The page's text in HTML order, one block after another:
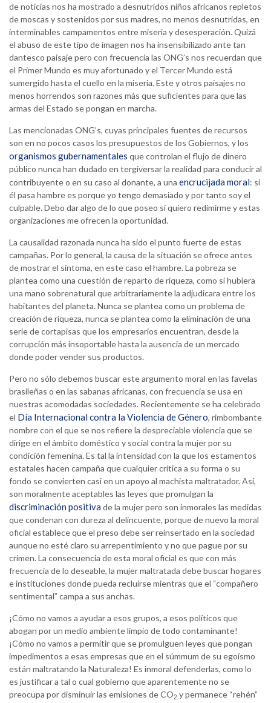
de noticias nos ha mostrado a desnutridos niños africanos repletos
de moscas y sostenidos por sus madres, no menos desnutridas, en
interminables campamentos entre miseria y desesperación. Quizá
el abuso de este tipo de imagen nos ha insensibilizado ante tan
dantesco paisaje pero con frecuencia las ONG’s nos recuerdan que
el Primer Mundo es muy afortunado y el Tercer Mundo está
sumergido hasta el cuello en la miseria. Este y otros paisajes no
menos horrendos son razones más que suficientes para que las
armas del Estado se pongan en marcha.
Las mencionadas ONG’s, cuyas principales fuentes de recursos
son en no pocos casos los presupuestos de los Gobiernos, y los
organismos gubernamentales que controlan el flujo de dinero
público nunca han dudado en tergiversar la realidad para conducir al
contribuyente o en su caso al donante, a una encrucijada moral: si
él pasa hambre es porque yo tengo demasiado y por tanto soy el
culpable. Debo dar algo de lo que poseo si quiero redimirme y estas
organizaciones me ofrecen la oportunidad.
La causalidad razonada nunca ha sido el punto fuerte de estas
campañas. Por lo general, la causa de la situación se ofrece antes
de mostrar el síntoma, en este caso el hambre. La pobreza se
plantea como una cuestión de reparto de riqueza, como si hubiera
una mano sobrenatural que arbitrariamente la adjudicara entre los
habitantes del planeta. Nunca se plantea como un problema de
creación de riqueza, nunca se plantea como la eliminación de una
serie de cortapisas que los empresarios encuentran, desde la
corrupción más insoportable hasta la ausencia de un mercado
donde poder vender sus productos.
Pero no sólo debemos buscar este argumento moral en las favelas
brasileñas o en las sabanas africanas, con frecuencia se usa en
nuestras acomodadas sociedades. Recientemente se ha celebrado
el Día Internacional contra la Violencia de Género, rimbombante
nombre con el que se nos refiere la despreciable violencia que se
dirige en el ámbito doméstico y social contra la mujer por su
condición femenina. Es tal la intensidad con la que los estamentos
estatales hacen campaña que cualquier crítica a su forma o su
fondo se convierten casi en un apoyo al machista maltratador. Así,
son moralmente aceptables las leyes que promulgan la
discriminación positiva de la mujer pero son inmorales las medidas
que condenan con dureza al delincuente, porque de nuevo la moral
oficial establece que el preso debe ser reinsertado en la sociedad
aunque no esté claro su arrepentimiento y no que pague por su
crimen. La consecuencia de esta moral oficial es que con más
frecuencia de lo deseable, la mujer maltratada debe buscar hogares
e instituciones donde pueda recluirse mientras que el “compañero
sentimental” campa a sus anchas.
¡Cómo no vamos a ayudar a esos grupos, a esos políticos que
abogan por un medio ambiente limpio de todo contaminante!
¡Cómo no vamos a permitir que se promulguen leyes que pongan
impedimentos a esas empresas que en el súmmum de su egoísmo
están maltratando la Naturaleza! Es inmoral defenderlas, como lo
es justificar a tal o cual gobierno que aparentemente no se
preocupa por disminuir las emisiones de CO2 y permanece “rehén”